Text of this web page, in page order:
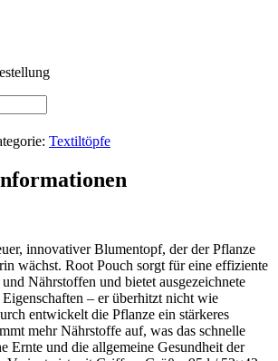
Textiltöpfe
innovativer Blumentopf, der der Pflanze
wächst. Root Pouch sorgt für eine effiziente
Nährstoffen und bietet ausgezeichnete
– er überhitzt nicht wie
entwickelt die Pflanze ein stärkeres
mehr Nährstoffe auf, was das schnelle
Ernte und die allgemeine Gesundheit der